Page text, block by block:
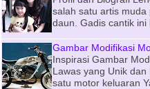
salah satu artis
daun. Gadis cantik ini
Gambar Modifikasi
Inspirasi Gambar
Lawas yang Unik
satu motor keluaran